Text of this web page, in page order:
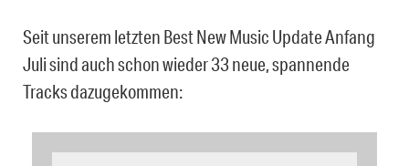
Seit unserem letzten Best New Music Update Anfang
Juli sind auch schon wieder 33 neue, spannende
Tracks dazugekommen: